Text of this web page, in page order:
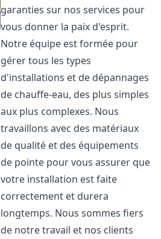
garanties sur nos services pour
vous donner la paix d'esprit.
Notre équipe est formée pour
gérer tous les types
d'installations et de dépannages
de chauffe-eau, des plus simples
aux plus complexes. Nous
travaillons avec des matériaux
de qualité et des équipements
de pointe pour vous assurer que
votre installation est faite
correctement et durera
longtemps. Nous sommes fiers
de notre travail et nos clients